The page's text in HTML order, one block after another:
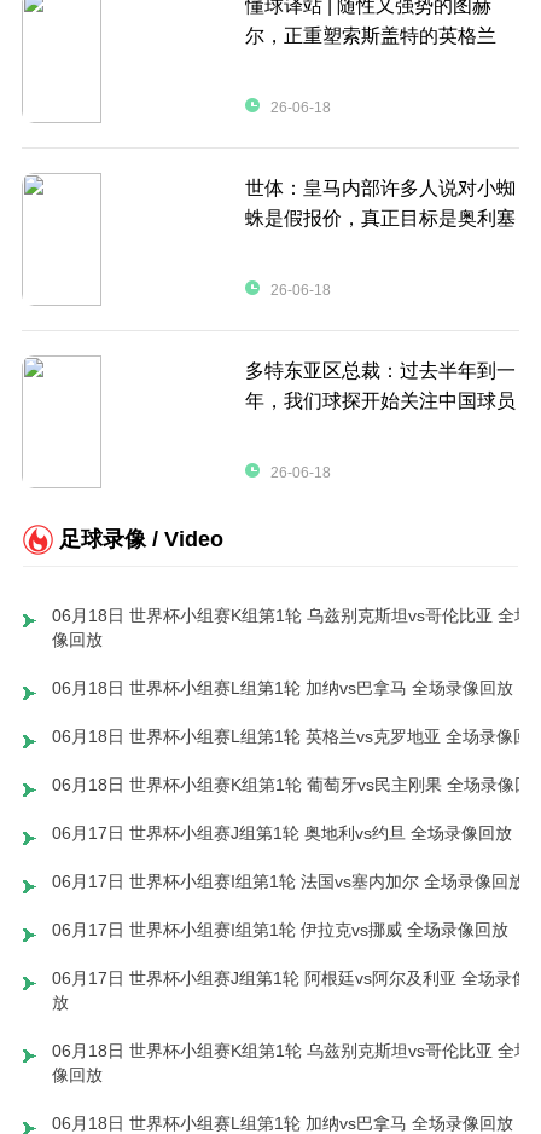
懂球译站 | 随性又强势的图赫
尔，正重塑索斯盖特的英格兰
26-06-18
世体：皇马内部许多人说对小蜘
蛛是假报价，真正目标是奥利塞
26-06-18
多特东亚区总裁：过去半年到一
年，我们球探开始关注中国球员
26-06-18
足球录像 / Video
06月18日 世界杯小组赛K组第1轮 乌兹别克斯坦vs哥伦比亚 全场
像回放
06月18日 世界杯小组赛L组第1轮 加纳vs巴拿马 全场录像回放
06月18日 世界杯小组赛L组第1轮 英格兰vs克罗地亚 全场录像回
06月18日 世界杯小组赛K组第1轮 葡萄牙vs民主刚果 全场录像回
06月17日 世界杯小组赛J组第1轮 奥地利vs约旦 全场录像回放
06月17日 世界杯小组赛I组第1轮 法国vs塞内加尔 全场录像回放
06月17日 世界杯小组赛I组第1轮 伊拉克vs挪威 全场录像回放
06月17日 世界杯小组赛J组第1轮 阿根廷vs阿尔及利亚 全场录像
放
06月18日 世界杯小组赛K组第1轮 乌兹别克斯坦vs哥伦比亚 全场
像回放
06月18日 世界杯小组赛L组第1轮 加纳vs巴拿马 全场录像回放